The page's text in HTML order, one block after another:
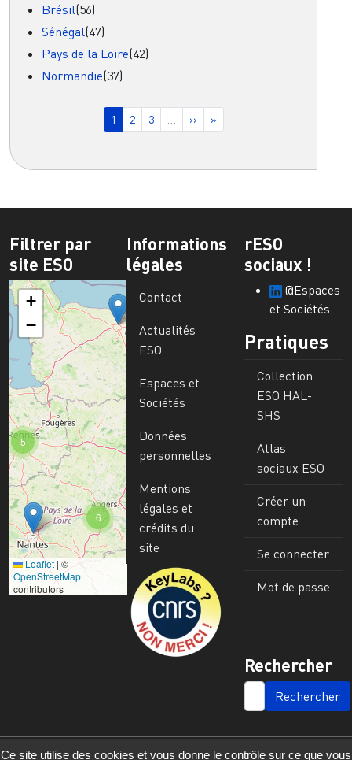
Brésil(56)
Sénégal(47)
Pays de la Loire(42)
Normandie(37)
Page courante
1 Page
2 Page
3 Page suivante
›› Dernière page
»
Filtrer par
site ESO
6
5
+
−
Leaflet | ©
OpenStreetMap
contributors
Informations
légales
Contact
Actualités
ESO
Espaces et
Sociétés
Données
personnelles
Mentions
légales et
crédits du
site
Image
rESO
sociaux !
@Espaces
et Sociétés
Pratiques
Collection
ESO HAL-
SHS
Atlas
sociaux ESO
Créer un
compte
Se connecter
Mot de passe
Rechercher
SEARCH
Ce site utilise des cookies et vous donne le contrôle sur ce que vous